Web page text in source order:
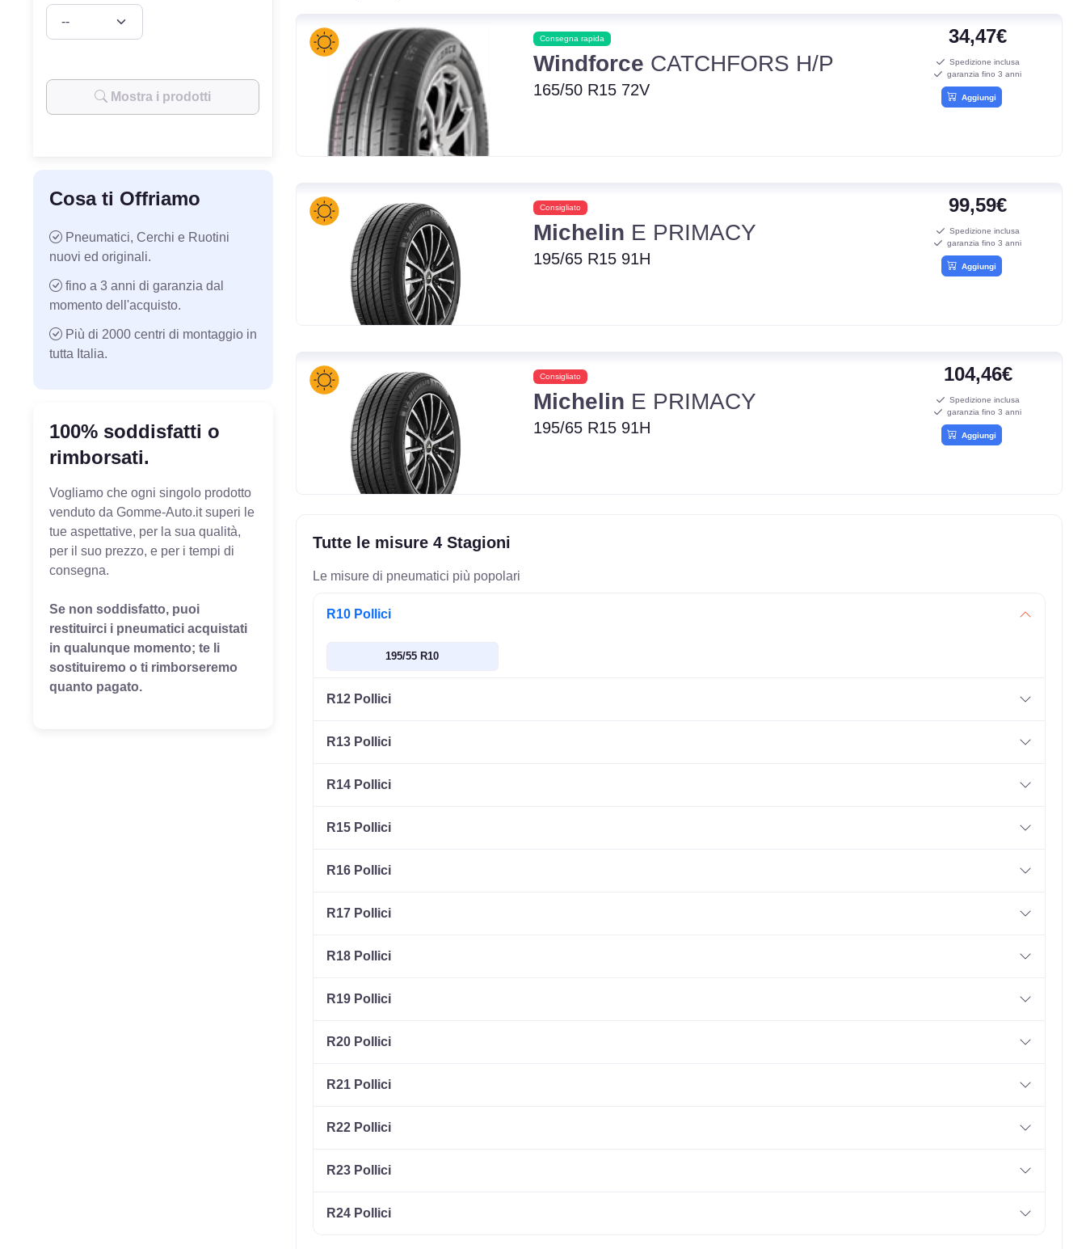
Mostra i prodotti
Cosa ti Offriamo
Pneumatici, Cerchi e Ruotini
nuovi ed originali.
fino a 3 anni di garanzia dal
momento dell'acquisto.
Più di 2000 centri di montaggio in
tutta Italia.
100% soddisfatti o
rimborsati.
Vogliamo che ogni singolo prodotto
venduto da Gomme-Auto.it superi le
tue aspettative, per la sua qualità,
per il suo prezzo, e per i tempi di
consegna.
Se non soddisfatto, puoi
restituirci i pneumatici acquistati
in qualunque momento; te li
sostituiremo o ti rimborseremo
quanto pagato.
Consegna rapida
Windforce CATCHFORS H/P
165/50 R15 72V
34,47€
Spedizione inclusa
garanzia fino 3 anni
Aggiungi
Consigliato
Michelin E PRIMACY
195/65 R15 91H
99,59€
Spedizione inclusa
garanzia fino 3 anni
Aggiungi
Consigliato
Michelin E PRIMACY
195/65 R15 91H
104,46€
Spedizione inclusa
garanzia fino 3 anni
Aggiungi
Tutte le misure 4 Stagioni
Le misure di pneumatici più popolari
R10 Pollici
195/55 R10
R12 Pollici
R13 Pollici
R14 Pollici
R15 Pollici
R16 Pollici
R17 Pollici
R18 Pollici
R19 Pollici
R20 Pollici
R21 Pollici
R22 Pollici
R23 Pollici
R24 Pollici